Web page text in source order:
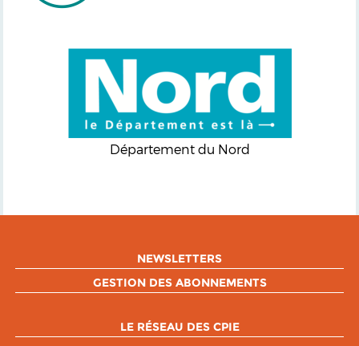
Département du Nord
NEWSLETTERS
GESTION DES ABONNEMENTS
LE RÉSEAU DES CPIE